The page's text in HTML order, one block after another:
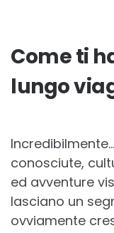
Come ti
lungo
conosciute,
ed avventure
lasciano un
ovviamente